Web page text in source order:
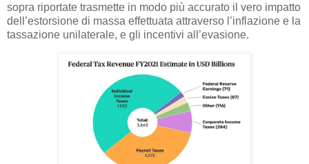
sopra riportate trasmette in modo più accurato il vero impatto
dell’estorsione di massa effettuata attraverso l’inflazione e la
tassazione unilaterale, e gli incentivi all’evasione.